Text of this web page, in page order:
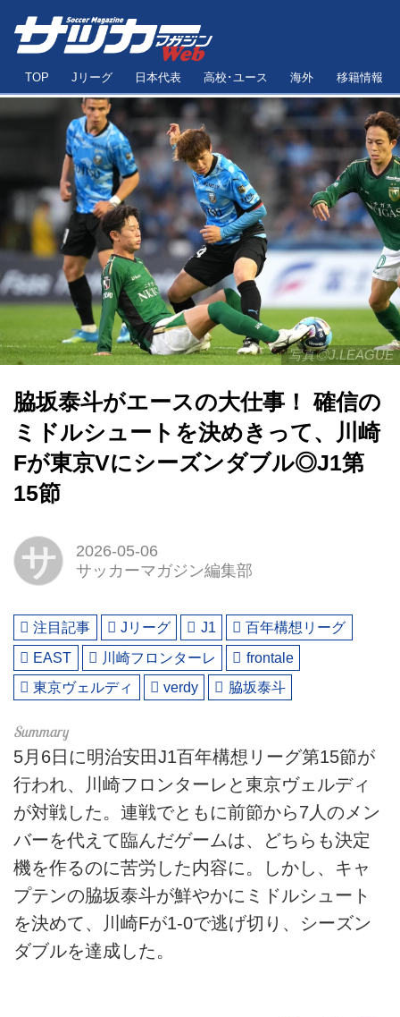
TOP Jリーグ 日本代表 高校･ユース 海外 移籍情報
写真◎J.LEAGUE
脇坂泰斗がエースの大仕事！ 確信の
ミドルシュートを決めきって、川崎
Fが東京Vにシーズンダブル◎J1第
15節
サ
2026-05-06
サッカーマガジン編集部
注目記事 Jリーグ J1
百年構想リーグ
EAST
川崎フロンターレ
frontale
東京ヴェルディ
verdy 脇坂泰斗
5月6日に明治安田J1百年構想リーグ第15節が
行われ、川崎フロンターレと東京ヴェルディ
が対戦した。連戦でともに前節から7人のメン
バーを代えて臨んだゲームは、どちらも決定
機を作るのに苦労した内容に。しかし、キャ
プテンの脇坂泰斗が鮮やかにミドルシュート
を決めて、川崎Fが1-0で逃げ切り、シーズン
ダブルを達成した。